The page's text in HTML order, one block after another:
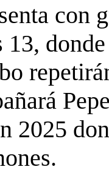
con
2025